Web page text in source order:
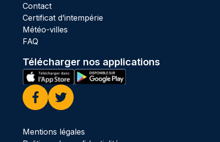
Contact
Certificat d’intempérie
Météo-villes
FAQ
Télécharger nos applications
Facebook
Twitter
Mentions légales